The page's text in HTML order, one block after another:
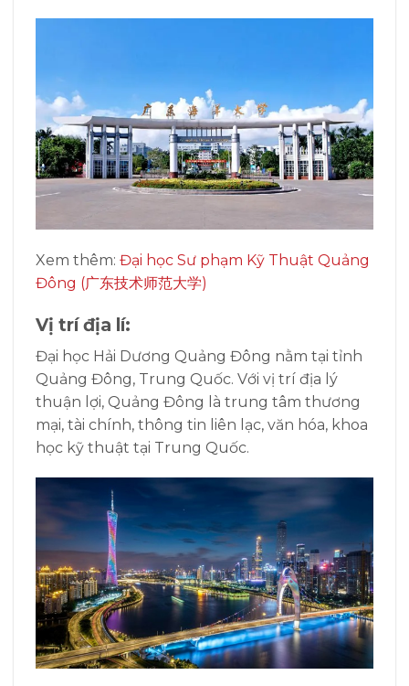
Xem thêm: Đại học Sư phạm Kỹ Thuật Quảng
Đông (广东技术师范大学)
Vị trí địa lí:
Đại học Hải Dương Quảng Đông nằm tại tỉnh
Quảng Đông, Trung Quốc. Với vị trí địa lý
thuận lợi, Quảng Đông là trung tâm thương
mại, tài chính, thông tin liên lạc, văn hóa, khoa
học kỹ thuật tại Trung Quốc.